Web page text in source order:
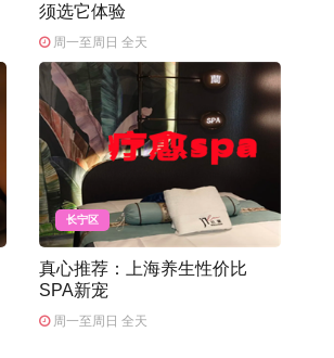
须选它体验
周一至周日 全天
长宁区
真心推荐：上海养生性价比
SPA新宠
周一至周日 全天